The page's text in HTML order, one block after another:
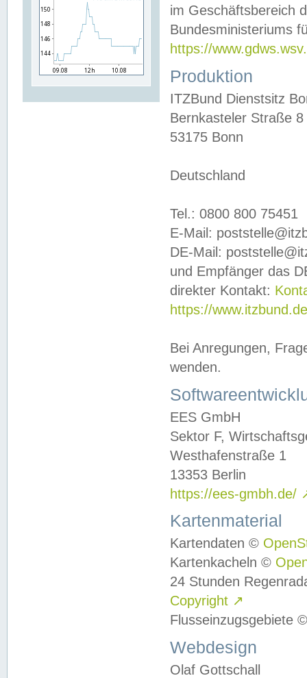
im Geschäftsbereich
Bundesministeriums
https://
Produktion
ITZBund Dienstsitz
Bernkasteler Straße 8
53175 Bonn
Deutschland
Tel.: 0800 800 75451
E-Mail:
DE-Mail:
und Empfänger das
direkter Kontakt:
https://
Bei Anregungen,
wenden.
EES GmbH
Sektor F,
Westhafenstraße 1
13353 Berlin
https://ees-gmbh.de/
Kartenmaterial
Kartendaten ©
Kartenkacheln ©
24 Stunden
Copyright ↗
Flusseinzugsgebiete
Webdesign
Olaf Gottschall